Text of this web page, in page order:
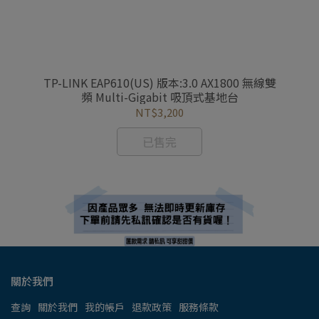
TP-LINK EAP610(US) 版本:3.0 AX1800 無線雙
頻 Multi-Gigabit 吸頂式基地台
NT$3,200
已售完
關於我們
查詢 關於我們 我的帳戶 退款政策 服務條款